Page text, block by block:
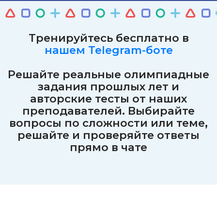
Тренируйтесь бесплатно в
нашем Telegram-боте
Решайте реальные олимпиадные
задания прошлых лет и
авторские тесты от наших
преподавателей. Выбирайте
вопросы по сложности или теме,
решайте и проверяйте ответы
прямо в чате